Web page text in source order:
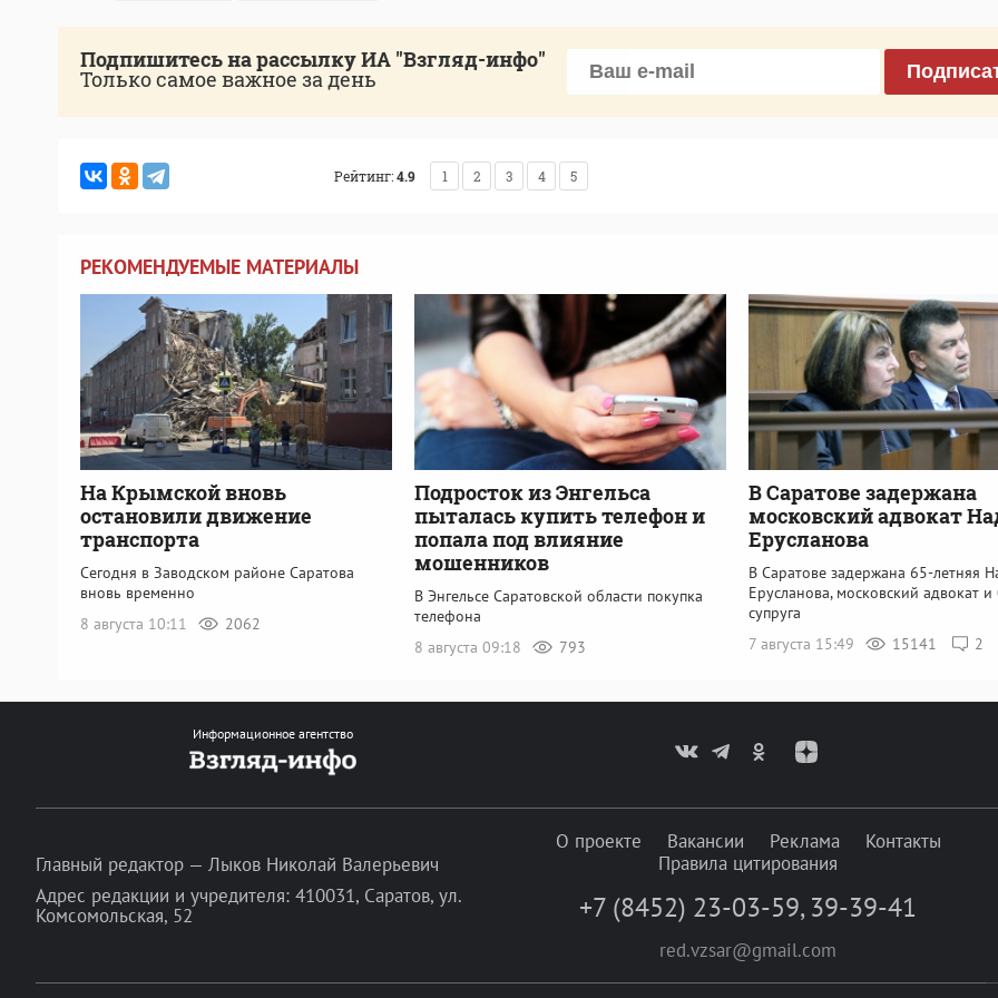
Подпишитесь на рассылку ИА "Взгляд-инфо"
Только самое важное за день
Рейтинг:4.9 1 2 3 4 5
РЕКОМЕНДУЕМЫЕ МАТЕРИАЛЫ
На Крымской вновь
остановили движение
транспорта
Сегодня в Заводском районе Саратова
вновь временно
8 августа 10:11
2062
Подросток из Энгельса
пыталась купить телефон и
попала под влияние
мошенников
В Энгельсе Саратовской области покупка
телефона
8 августа 09:18
793
В Саратове задержана
московский адвокат
Ерусланова
В Саратове задержана 65-летняя
Ерусланова, московский адвокат
супруга
7 августа 15:49
15141 2
Информационное агентство
Главный редактор — Лыков Николай Валерьевич
Адрес редакции и учредителя: 410031, Саратов, ул.
Комсомольская, 52
О проекте Вакансии Реклама
Контакты
Правила цитирования
+7 (8452) 23-03-59, 39-39-41
red.vzsar@gmail.com